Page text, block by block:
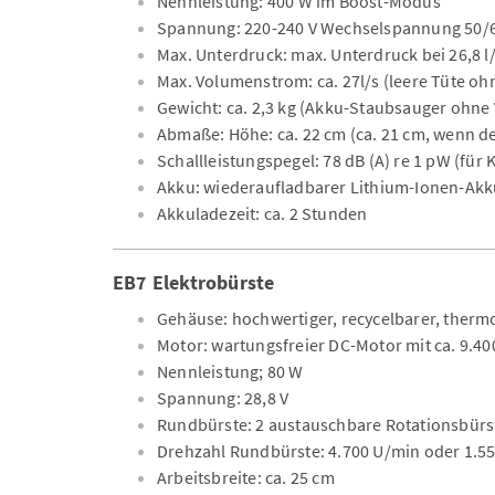
Spannung: 220-240 V Wechselspannung
Max. Unterdruck: max. Unterdruck bei 26,8
Max. Volumenstrom: ca. 27l/s (leere Tüte
Gewicht: ca. 2,3 kg (Akku-Staubsauger
Abmaße: Höhe: ca. 22 cm (ca. 21 cm, wenn
Schallleistungspegel: 78 dB (A) re 1 pW
Akku: wiederaufladbarer Lithium-Ionen-
Akkuladezeit: ca. 2 Stunden
EB7 Elektrobürste
Gehäuse: hochwertiger, recycelbarer,
Motor: wartungsfreier DC-Motor mit ca.
Nennleistung; 80 W
Spannung: 28,8 V
Rundbürste: 2 austauschbare
Drehzahl Rundbürste: 4.700 U/min oder
Arbeitsbreite: ca. 25 cm